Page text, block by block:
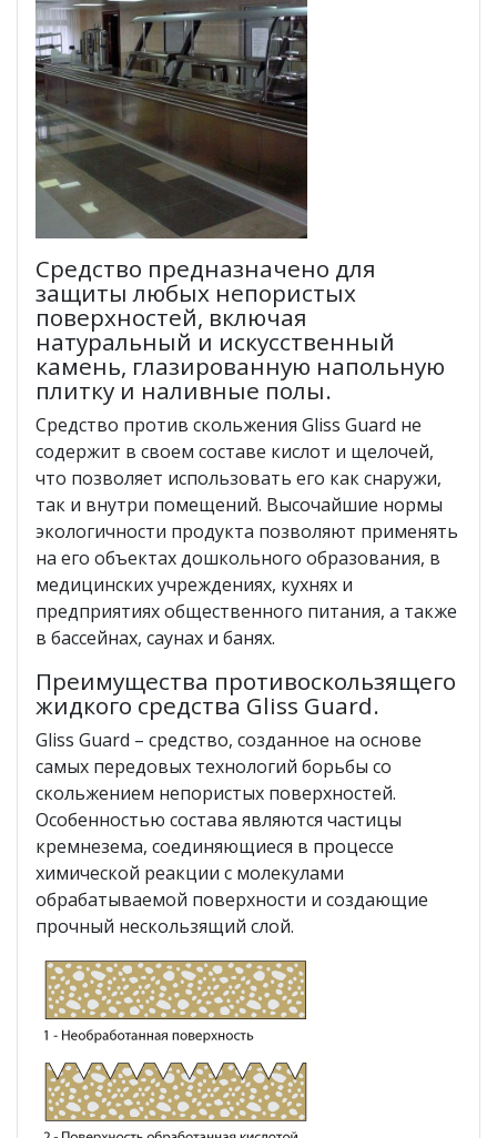
Средство предназначено для
защиты любых непористых
поверхностей, включая
натуральный и искусственный
камень, глазированную напольную
плитку и наливные полы.
Средство против скольжения Gliss Guard не
содержит в своем составе кислот и щелочей,
что позволяет использовать его как снаружи,
так и внутри помещений. Высочайшие нормы
экологичности продукта позволяют применять
на его объектах дошкольного образования, в
медицинских учреждениях, кухнях и
предприятиях общественного питания, а также
в бассейнах, саунах и банях.
Преимущества противоскользящего
жидкого средства Gliss Guard.
Gliss Guard – средство, созданное на основе
самых передовых технологий борьбы со
скольжением непористых поверхностей.
Особенностью состава являются частицы
кремнезема, соединяющиеся в процессе
химической реакции с молекулами
обрабатываемой поверхности и создающие
прочный нескользящий слой.